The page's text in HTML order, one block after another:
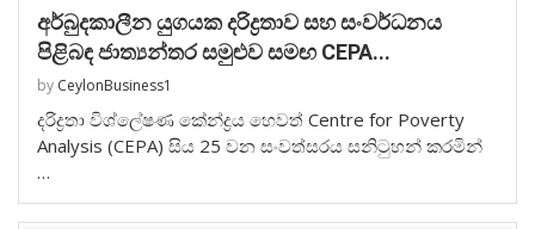
අර්බුදකාලීන යුගයක දරිද්‍රතාව සහ සංවර්ධනය
පිළිබඳ ජාත්‍යන්තර සමුළුව සමඟ CEPA...
by CeylonBusiness1
දරිද්‍රතා විශ්ලේෂණ කේන්ද්‍රය හෙවත් Centre for Poverty
Analysis (CEPA) සිය 25 වන සංවත්සරය සනිටුහන් කරමින්
…